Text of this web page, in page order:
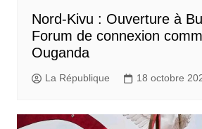
Nord-Kivu : Ouverture à
Forum de connexion
Ouganda
La République 18 octobre